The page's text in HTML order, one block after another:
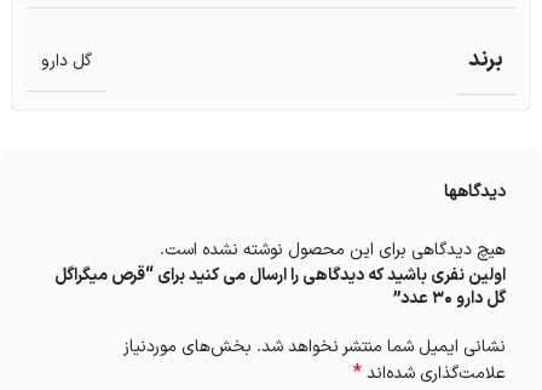
برند گل دارو
دیدگاهها
هیچ دیدگاهی برای این محصول نوشته نشده است.
اولین نفری باشید که دیدگاهی را ارسال می کنید برای “قرص میگراگل
گل دارو 30 عدد”
نشانی ایمیل شما منتشر نخواهد شد. بخش‌های موردنیاز
علامت‌گذاری شده‌اند*